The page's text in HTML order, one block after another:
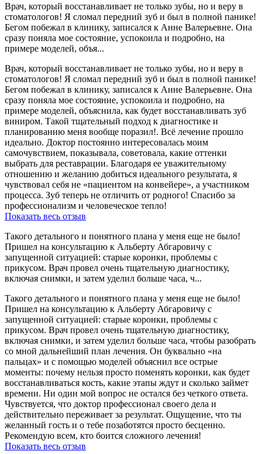
Врач, который восстанавливает не только зубы, но и веру в
стоматологов! Я сломал передний зуб и был в полной панике!
Бегом побежал в клинику, записался к Анне Валерьевне. Она
сразу поняла мое состояние, успокоила и подробно, на
примере моделей, объя...
Врач, который восстанавливает не только зубы, но и веру в
стоматологов! Я сломал передний зуб и был в полной панике!
Бегом побежал в клинику, записался к Анне Валерьевне. Она
сразу поняла мое состояние, успокоила и подробно, на
примере моделей, объяснила, как будет восстанавливать зуб
виниром. Такой тщательный подход к диагностике и
планированию меня вообще поразил!. Всё лечение прошло
идеально. Доктор постоянно интересовалась моим
самочувствием, показывала, советовала, какие оттенки
выбрать для реставрации. Благодаря ее уважительному
отношению и желанию добиться идеального результата, я
чувствовал себя не «пациентом на конвейере», а участником
процесса. Зуб теперь не отличить от родного! Спасибо за
профессионализм и человеческое тепло!
Показать весь отзыв
Такого детального и понятного плана у меня еще не было!
Пришел на консультацию к Альберту Абгаровичу с
запущенной ситуацией: старые коронки, проблемы с
прикусом. Врач провел очень тщательную диагностику,
включая снимки, и затем уделил больше часа, ч...
Такого детального и понятного плана у меня еще не было!
Пришел на консультацию к Альберту Абгаровичу с
запущенной ситуацией: старые коронки, проблемы с
прикусом. Врач провел очень тщательную диагностику,
включая снимки, и затем уделил больше часа, чтобы разобрать
со мной дальнейший план лечения. Он буквально «на
пальцах» и с помощью моделей объяснил все острые
моменты: почему нельзя просто поменять коронки, как будет
восстанавливаться кость, какие этапы ждут и сколько займет
времени. Ни один мой вопрос не остался без четкого ответа.
Чувствуется, что доктор профессионал своего дела и
действительно переживает за результат. Ощущение, что ты
желанный гость и о тебе позаботятся просто бесценно.
Рекомендую всем, кто боится сложного лечения!
Показать весь отзыв